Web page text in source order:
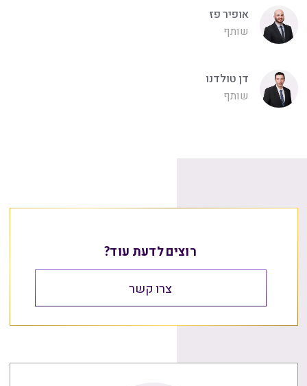
אופיר פז
שותף
דן טולדנו
שותף
רוצים לדעת עוד?
צרו קשר